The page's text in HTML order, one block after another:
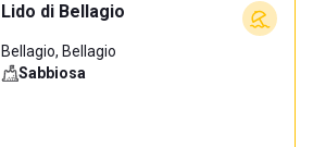
Lido di Bellagio
Bellagio, Bellagio
Sabbiosa